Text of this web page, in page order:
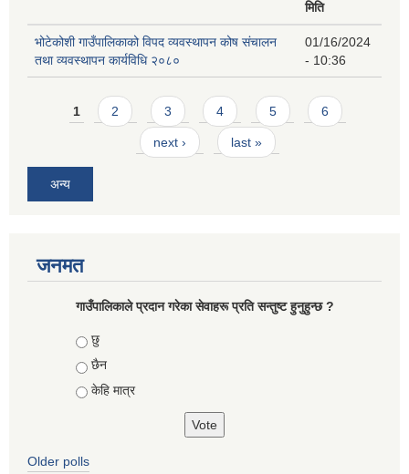
मिति
भोटेकोशी गाउँपालिकाको विपद व्यवस्थापन कोष संचालन
तथा व्यवस्थापन कार्यविधि २०८०
01/16/2024
- 10:36
Pages
1 2 3 4 5 6
next › last »
अन्य
जनमत
गाउँपालिकाले प्रदान गरेका सेवाहरू प्रति सन्तुष्ट हुनुहुन्छ ?
Choices
छु
छैन
केहि मात्र
Older polls